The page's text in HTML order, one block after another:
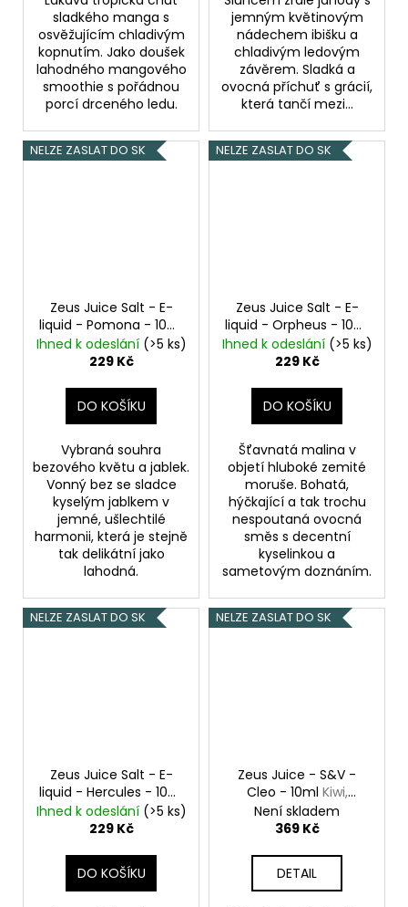
sladkého manga s
osvěžujícím chladivým
kopnutím. Jako doušek
lahodného mangového
smoothie s pořádnou
porcí drceného ledu.
jemným květinovým
nádechem ibišku a
chladivým ledovým
závěrem. Sladká a
ovocná příchuť s grácií,
která tančí mezi...
NELZE ZASLAT DO SK
Zeus Juice Salt - E-
liquid - Pomona - 10ml
- 20mgJablko s
bezovým květem
Ihned k odeslání (>5 ks)
229 Kč
DO KOŠÍKU
Vybraná souhra
bezového květu a jablek.
Vonný bez se sladce
kyselým jablkem v
jemné, ušlechtilé
harmonii, která je stejně
tak delikátní jako
lahodná.
NELZE ZASLAT DO SK
Zeus Juice Salt - E-
liquid - Orpheus - 10ml
- 20mgMoruše s
malinou
Ihned k odeslání (>5 ks)
229 Kč
DO KOŠÍKU
Šťavnatá malina v
objetí hluboké zemité
moruše. Bohatá,
hýčkající a tak trochu
nespoutaná ovocná
směs s decentní
kyselinkou a
sametovým doznáním.
NELZE ZASLAT DO SK
Zeus Juice Salt - E-
liquid - Hercules - 10ml
- 20mgVychlazený
pomeranč
Ihned k odeslání (>5 ks)
229 Kč
DO KOŠÍKU
NELZE ZASLAT DO SK
Zeus Juice - S&V -
Cleo - 10ml Kiwi,
Marakuja, Guava
Není skladem
369 Kč
DETAIL